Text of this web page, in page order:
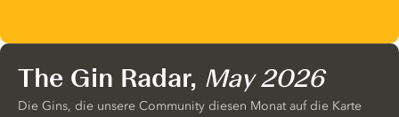
The Gin Radar, May 2026
Die Gins, die unsere Community diesen Monat auf die Karte